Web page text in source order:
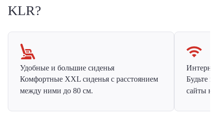
KLR?
Удобные и большие сиденья
Комфортные XXL сиденья с расстоянием
между ними до 80 см.
Будьте
сайты на